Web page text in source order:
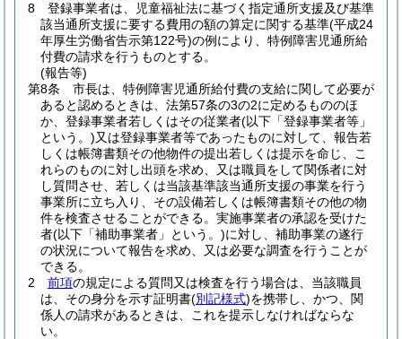
8
登録事業者は、児童福祉法に基づく指定通所支援及び基準
該当通所支援に要する費用の額の算定に関する基準(平成24
年厚生労働省告示第122号)の例により、特例障害児通所給
付費の請求を行うものとする。
(報告等)
第8条
市長は、特例障害児通所給付費の支給に関して必要が
あると認めるときは、法第57条の3の2に定めるもののほ
か、登録事業者若しくはその従業者(以下「登録事業者等」
という。)又は登録事業者等であったものに対して、報告若
しくは帳簿書類その他物件の提出若しくは提示を命じ、こ
れらのものに対し出頭を求め、又は職員をして関係者に対
し質問させ、若しくは当該基準該当通所支援の事業を行う
事業所に立ち入り、その設備若しくは帳簿書類その他の物
件を検査させることができる。 実施事業者の承認を受けた
者(以下「補助事業者」という。)に対し、補助事業の遂行
の状況について報告を求め、又は必要な調査を行うことが
できる。
2
前項の規定による質問又は検査を行う場合は、当該職員
は、その身分を示す証明書(別記様式)を携帯し、かつ、関
係人の請求があるときは、これを提示しなければならな
い。